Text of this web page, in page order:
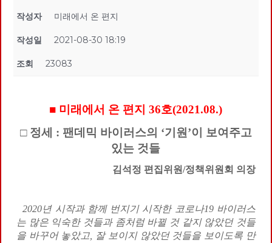
작성자 미래에서 온 편지
작성일 2021-08-30 18:19
조회 23083
■ 미래에서 온 편지 36호(2021.08.)
□ 정세 : 팬데믹 바이러스의 ‘기원’이 보여주고
있는 것들
김석정 편집위원/정책위원회 의장
2020년 시작과 함께 번지기 시작한 코로나19 바이러스
는 많은 익숙한 것들과 좀처럼 바뀔 것 같지 않았던 것들
을 바꾸어 놓았고, 잘 보이지 않았던 것들을 보이도록 만